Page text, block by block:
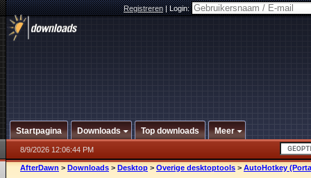
Registreren|Login:
Startpagina Downloads Top downloads Meer
8/9/2026 12:06:44 PM
AfterDawn > Downloads > Desktop > Overige desktoptools > AutoHotkey